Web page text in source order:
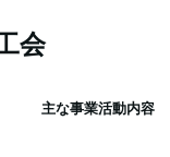
会
主な事業活動内容